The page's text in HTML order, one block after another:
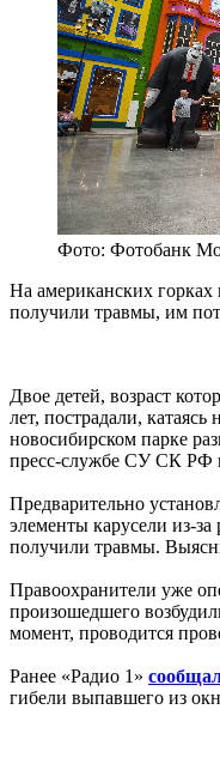
Фото: Фотобанк
На американских горках
получили травмы, им
Двое детей, возраст
лет, пострадали,
новосибирском парке
пресс-службе СУ СК РФ
Предварительно
элементы карусели из-
получили травмы.
Правоохранители уже
произошедшего
момент, проводится
Ранее «Радио 1»
гибели выпавшего из